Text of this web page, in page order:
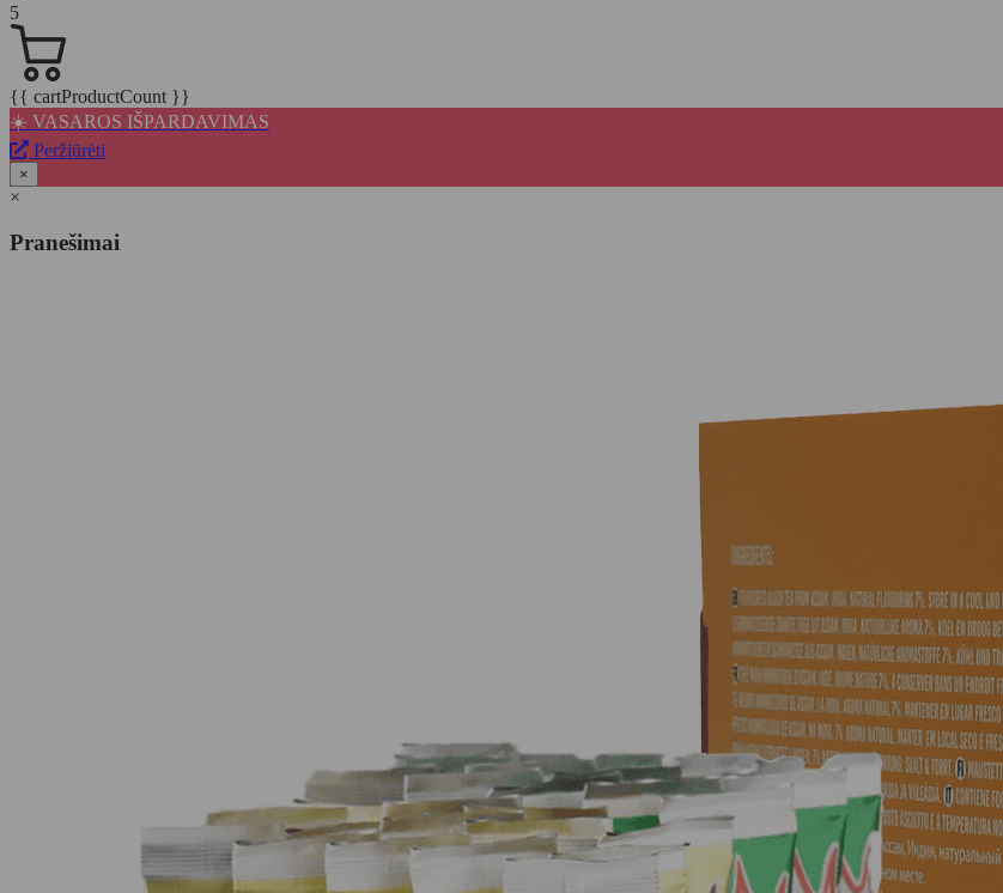
5
{{ cartProductCount }}
☀️ VASAROS IŠPARDAVIMAS
Peržiūrėti
×
×
Pranešimai